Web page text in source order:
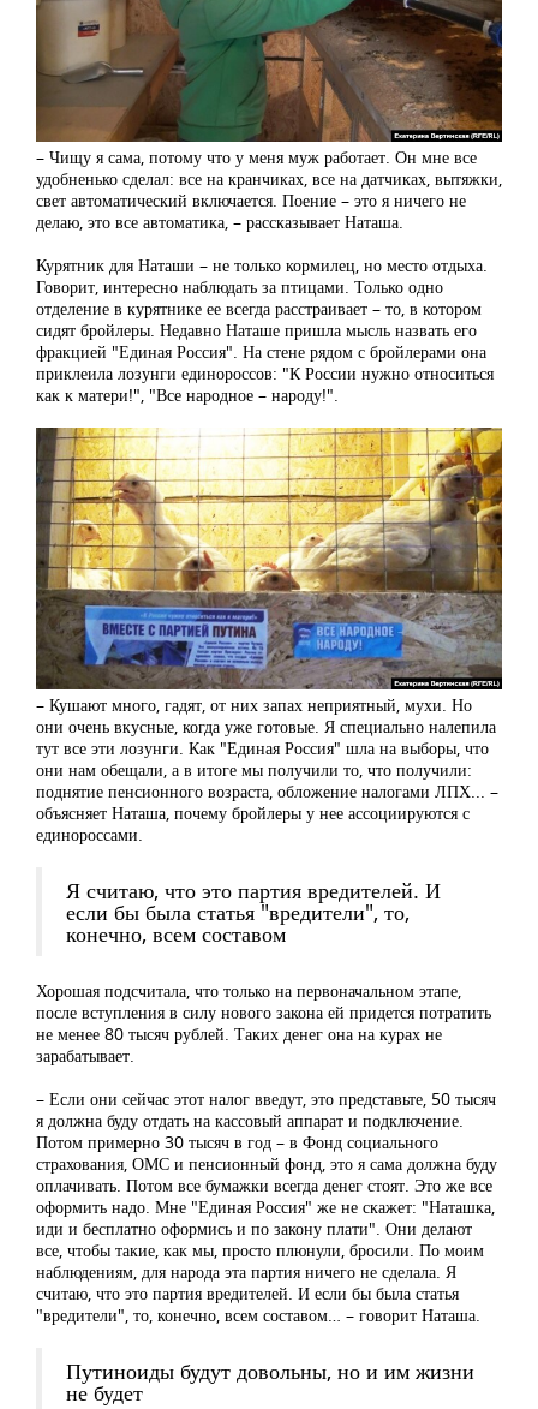
– Чищу я сама, потому что у меня муж работает. Он мне все
удобненько сделал: все на кранчиках, все на датчиках, вытяжки,
свет автоматический включается. Поение – это я ничего не
делаю, это все автоматика, – рассказывает Наташа.
Курятник для Наташи – не только кормилец, но место отдыха.
Говорит, интересно наблюдать за птицами. Только одно
отделение в курятнике ее всегда расстраивает – то, в котором
сидят бройлеры. Недавно Наташе пришла мысль назвать его
фракцией "Единая Россия". На стене рядом с бройлерами она
приклеила лозунги единороссов: "К России нужно относиться
как к матери!", "Все народное – народу!".
– Кушают много, гадят, от них запах неприятный, мухи. Но
они очень вкусные, когда уже готовые. Я специально налепила
тут все эти лозунги. Как "Единая Россия" шла на выборы, что
они нам обещали, а в итоге мы получили то, что получили:
поднятие пенсионного возраста, обложение налогами ЛПХ... –
объясняет Наташа, почему бройлеры у нее ассоциируются с
единороссами.
Я считаю, что это партия вредителей. И
если бы была статья "вредители", то,
конечно, всем составом
Хорошая подсчитала, что только на первоначальном этапе,
после вступления в силу нового закона ей придется потратить
не менее 80 тысяч рублей. Таких денег она на курах не
зарабатывает.
– Если они сейчас этот налог введут, это представьте, 50 тысяч
я должна буду отдать на кассовый аппарат и подключение.
Потом примерно 30 тысяч в год – в Фонд социального
страхования, ОМС и пенсионный фонд, это я сама должна буду
оплачивать. Потом все бумажки всегда денег стоят. Это же все
оформить надо. Мне "Единая Россия" же не скажет: "Наташка,
иди и бесплатно оформись и по закону плати". Они делают
все, чтобы такие, как мы, просто плюнули, бросили. По моим
наблюдениям, для народа эта партия ничего не сделала. Я
считаю, что это партия вредителей. И если бы была статья
"вредители", то, конечно, всем составом… – говорит Наташа.
Путиноиды будут довольны, но и им жизни
не будет